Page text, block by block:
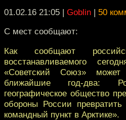
01.02.16 21:05 | Goblin | 50
С мест сообщают:
Как сообщают
восстанавливаемого
«Советский Союз»
ближайшие год-два:
географическое общество
обороны России
командный пункт в Арктике».